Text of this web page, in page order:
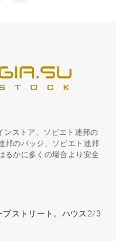
ンストア、ソビエト連邦の
邦のバッジ、ソビエト連邦
るかに多くの場合より安全
プストリート。ハウス2/3